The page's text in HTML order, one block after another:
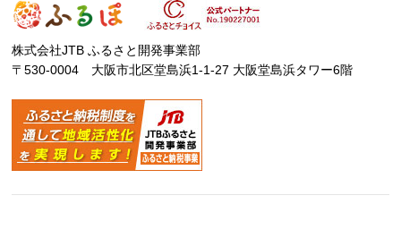
株式会社JTB ふるさと開発事業部
〒530-0004 大阪市北区堂島浜1-1-27 大阪堂島浜タワー6階